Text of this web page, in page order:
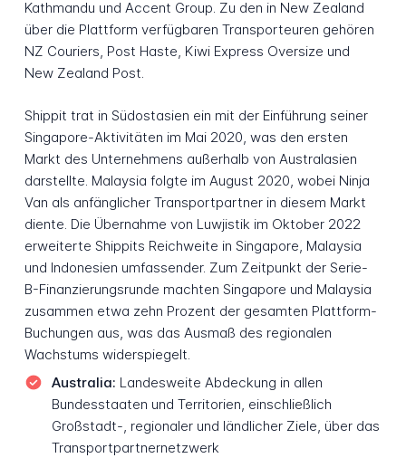
Kathmandu und Accent Group. Zu den in New Zealand
über die Plattform verfügbaren Transporteuren gehören
NZ Couriers, Post Haste, Kiwi Express Oversize und
New Zealand Post.
Shippit trat in Südostasien ein mit der Einführung seiner
Singapore-Aktivitäten im Mai 2020, was den ersten
Markt des Unternehmens außerhalb von Australasien
darstellte. Malaysia folgte im August 2020, wobei Ninja
Van als anfänglicher Transportpartner in diesem Markt
diente. Die Übernahme von Luwjistik im Oktober 2022
erweiterte Shippits Reichweite in Singapore, Malaysia
und Indonesien umfassender. Zum Zeitpunkt der Serie-
B-Finanzierungsrunde machten Singapore und Malaysia
zusammen etwa zehn Prozent der gesamten Plattform-
Buchungen aus, was das Ausmaß des regionalen
Wachstums widerspiegelt.
Australia: Landesweite Abdeckung in allen
Bundesstaaten und Territorien, einschließlich
Großstadt-, regionaler und ländlicher Ziele, über das
Transportpartnernetzwerk